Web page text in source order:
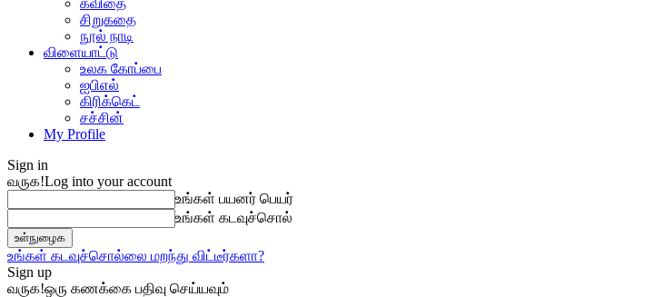
கவிதை
சிறுகதை
நூல் நாடி
விளையாட்டு
உலக கோப்பை
ஐபிஎல்
கிரிக்கெட்
சச்சின்
My Profile
Sign in
வருக!Log into your account
உங்கள் பயனர் பெயர்
உங்கள் கடவுச்சொல்
உங்கள் கடவுச்சொல்லை மறந்து விட்டீர்களா?
Sign up
வருக!ஒரு கணக்கை பதிவு செய்யவும்